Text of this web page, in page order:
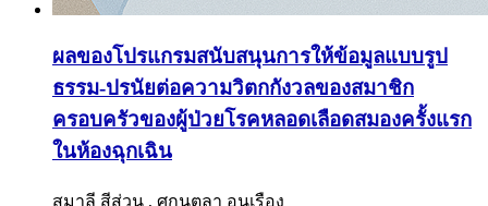
ผลของโปรแกรมสนับสนุนการให้ข้อมูลแบบรูป
ธรรม-ปรนัยต่อความวิตกกังวลของสมาชิก
ครอบครัวของผู้ป่วยโรคหลอดเลือดสมองครั้งแรก
ในห้องฉุกเฉิน
สุมาลี สีส่วน , ศกุนตลา อนุเรือง